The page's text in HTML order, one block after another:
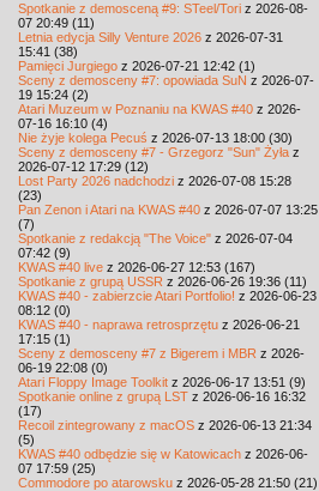
Spotkanie z demosceną #9: STeel/Tori z 2026-08-
07 20:49 (11)
Letnia edycja Silly Venture 2026 z 2026-07-31
15:41 (38)
Pamięci Jurgiego z 2026-07-21 12:42 (1)
Sceny z demosceny #7: opowiada SuN z 2026-07-
19 15:24 (2)
Atari Muzeum w Poznaniu na KWAS #40 z 2026-
07-16 16:10 (4)
Nie żyje kolega Pecuś z 2026-07-13 18:00 (30)
Sceny z demosceny #7 - Grzegorz "Sun" Żyła z
2026-07-12 17:29 (12)
Lost Party 2026 nadchodzi z 2026-07-08 15:28
(23)
Pan Zenon i Atari na KWAS #40 z 2026-07-07 13:25
(7)
Spotkanie z redakcją "The Voice" z 2026-07-04
07:42 (9)
KWAS #40 live z 2026-06-27 12:53 (167)
Spotkanie z grupą USSR z 2026-06-26 19:36 (11)
KWAS #40 - zabierzcie Atari Portfolio! z 2026-06-23
08:12 (0)
KWAS #40 - naprawa retrosprzętu z 2026-06-21
17:15 (1)
Sceny z demosceny #7 z Bigerem i MBR z 2026-
06-19 22:08 (0)
Atari Floppy Image Toolkit z 2026-06-17 13:51 (9)
Spotkanie online z grupą LST z 2026-06-16 16:32
(17)
Recoil zintegrowany z macOS z 2026-06-13 21:34
(5)
KWAS #40 odbędzie się w Katowicach z 2026-06-
07 17:59 (25)
Commodore po atarowsku z 2026-05-28 21:50 (21)